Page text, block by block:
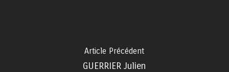
Article Précédent
GUERRIER Julien